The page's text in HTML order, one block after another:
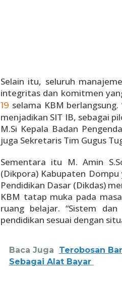
Selain itu, seluruh
integritas dan komitmen
19 selama KBM
menjadikan SIT IB, sebagai
M.Si Kepala Badan
juga Sekretaris Tim Gugus
Sementara itu M. Amin
(Dikpora) Kabupaten
Pendidikan Dasar (Dikdas)
KBM tatap muka pada
ruang belajar. “Sistem
pendidikan sesuai dengan
Baca Juga
Terobosan
Sebagai Alat Bayar